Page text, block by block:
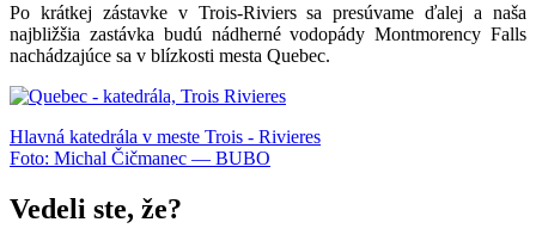
Po krátkej zástavke v Trois-Riviers sa presúvame ďalej a naša
najbližšia zastávka budú nádherné vodopády Montmorency Falls
nachádzajúce sa v blízkosti mesta Quebec.
Hlavná katedrála v meste Trois - Rivieres
Foto: Michal Čičmanec — BUBO
Vedeli ste, že?